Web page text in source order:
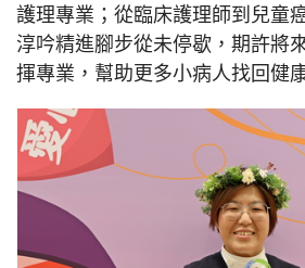
護理專業；從臨床護理師到兒童
淳吟精進腳步從未停歇，期許將
揮專業，幫助更多小病人找回健